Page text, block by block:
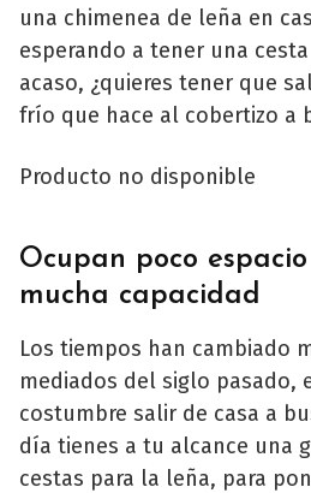
una chimenea de leña en
esperando a tener una
acaso, ¿quieres tener que
frío que hace al cobertizo a
Producto no disponible
Ocupan poco
mucha capacidad
Los tiempos han cambiado
mediados del siglo pasado,
costumbre salir de casa a
día tienes a tu alcance una
cestas para la leña, para